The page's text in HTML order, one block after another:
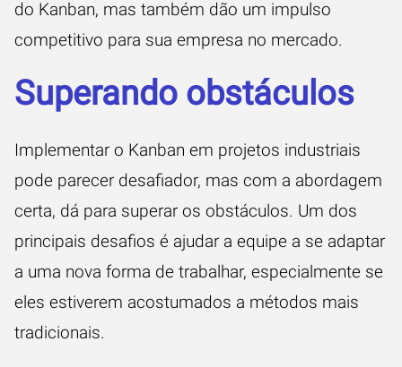
do Kanban, mas também dão um impulso
competitivo para sua empresa no mercado.
Superando obstáculos
Implementar o Kanban em projetos industriais
pode parecer desafiador, mas com a abordagem
certa, dá para superar os obstáculos. Um dos
principais desafios é ajudar a equipe a se adaptar
a uma nova forma de trabalhar, especialmente se
eles estiverem acostumados a métodos mais
tradicionais.